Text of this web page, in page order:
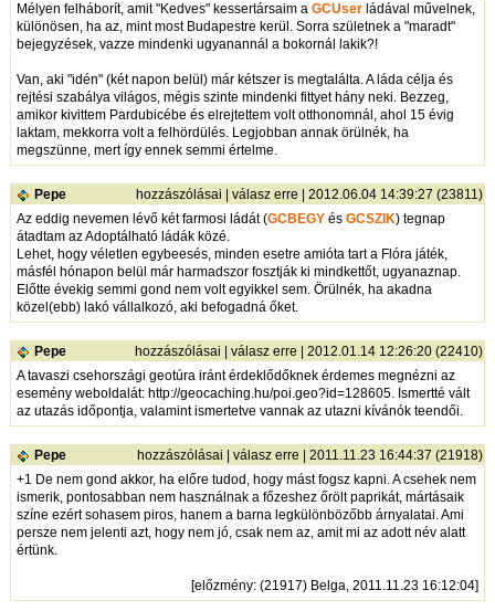
Mélyen felháborít, amit "Kedves" kessertársaim aGCUser ládával művelnek,
különösen, ha az, mint most Budapestre kerül. Sorra születnek a "maradt"
bejegyzések, vazze mindenki ugyanannál a bokornál lakik?!
Van, aki "idén" (két napon belül) már kétszer is megtalálta. A láda célja és
rejtési szabálya világos, mégis szinte mindenki fittyet hány neki. Bezzeg,
amikor kivittem Pardubicébe és elrejtettem volt otthonomnál, ahol 15 évig
laktam, mekkorra volt a felhördülés. Legjobban annak örülnék, ha
megszünne, mert így ennek semmi értelme.
Pepe hozzászólásai |válasz erre | 2012.06.04 14:39:27 (23811)
Az eddig nevemen lévő két farmosi ládát (GCBEGY ésGCSZIK) tegnap
átadtam az Adoptálható ládák közé.
Lehet, hogy véletlen egybeesés, minden esetre amióta tart a Flóra játék,
másfél hónapon belül már harmadszor fosztják ki mindkettőt, ugyanaznap.
Előtte évekig semmi gond nem volt egyikkel sem. Örülnék, ha akadna
közel(ebb) lakó vállalkozó, aki befogadná őket.
Pepe hozzászólásai |válasz erre | 2012.01.14 12:26:20 (22410)
A tavaszi csehországi geotúra iránt érdeklődőknek érdemes megnézni az
esemény weboldalát: http://geocaching.hu/poi.geo?id=128605. Ismertté vált
az utazás időpontja, valamint ismertetve vannak az utazni kívánók teendői.
Pepe hozzászólásai |válasz erre | 2011.11.23 16:44:37 (21918)
+1 De nem gond akkor, ha előre tudod, hogy mást fogsz kapni. A csehek nem
ismerik, pontosabban nem használnak a főzeshez őrölt paprikát, mártásaik
színe ezért sohasem piros, hanem a barna legkülönbözőbb árnyalatai. Ami
persze nem jelenti azt, hogy nem jó, csak nem az, amit mi az adott név alatt
értünk.
[előzmény: (21917) Belga, 2011.11.23 16:12:04]